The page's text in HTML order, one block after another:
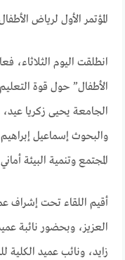
المؤتمر الأول لرياض
انطلقت اليوم الثلاثاء،
الأطفال” حول قوة
الجامعة يحيى زكريا
والبحوث إسماعيل
المجتمع وتنمية البيئة
أقيم اللقاء تحت إشراف
العزيز، وبحضور نائبة
زايد، ونائب عميد الكلية